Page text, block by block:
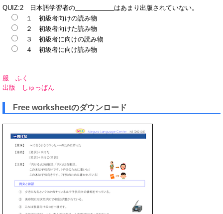
QUIZ:2 日本語学習者の
はあまり出版されていない。
１ 初級者向けの読み物
２ 初級者向けた読み物
３ 初級者に向けの読み物
４ 初級者に向け読み物
服 ふく
出版 しゅっぱん
Free worksheetのダウンロード